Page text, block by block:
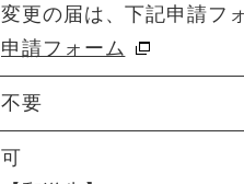
変更の届は、下記申請フ
申請フォーム
不要
可